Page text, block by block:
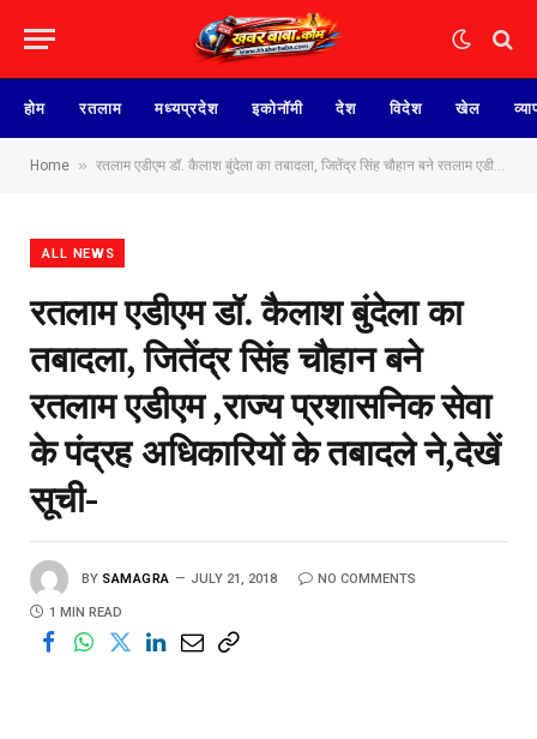
होम रतलाम मध्यप्रदेश इकोनॉमी देश विदेश खेल
Home » रतलाम एडीएम डॉ. कैलाश बुंदेला का तबादला, जितेंद्र सिंह चौहान बने रतलाम एडीएम ,राज्य प्रशासनिक सेवा के पंद्रह अधिकारियों के तबादले ने,देखें सूची-
ALL NEWS
रतलाम एडीएम डॉ. कैलाश बुंदेला का
तबादला, जितेंद्र सिंह चौहान बने
रतलाम एडीएम ,राज्य प्रशासनिक सेवा
के पंद्रह अधिकारियों के तबादले ने,देखें
सूची-
BY SAMAGRA JULY 21, 2018 NO COMMENTS
1 MIN READ